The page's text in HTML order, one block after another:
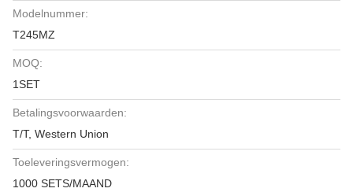
Modelnummer:
T245MZ
MOQ:
1SET
Betalingsvoorwaarden:
T/T, Western Union
Toeleveringsvermogen:
1000 SETS/MAAND